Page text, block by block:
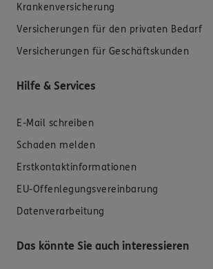
Krankenversicherung
Versicherungen für den privaten Bedarf
Versicherungen für Geschäftskunden
Hilfe & Services
E-Mail schreiben
Schaden melden
Erstkontaktinformationen
EU-Offenlegungsvereinbarung
Datenverarbeitung
Das könnte Sie auch interessieren